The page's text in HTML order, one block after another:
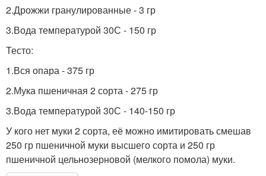
2.Дрожжи гранулированные - 3 гр
3.Вода температурой 30С - 150 гр
Тесто:
1.Вся опара - 375 гр
2.Мука пшеничная 2 сорта - 275 гр
3.Вода температурой 30С - 140-150 гр
У кого нет муки 2 сорта, её можно имитировать смешав
250 гр пшеничной муки высшего сорта и 250 гр
пшеничной цельнозерновой (мелкого помола) муки.